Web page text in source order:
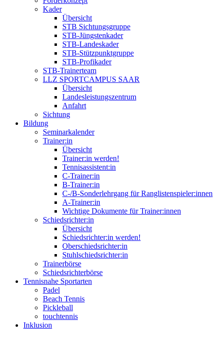
Kader
Übersicht
STB Sichtungsgruppe
STB-Jüngstenkader
STB-Landeskader
STB-Stützpunktgruppe
STB-Profikader
STB-Trainerteam
LLZ SPORTCAMPUS SAAR
Übersicht
Landesleistungszentrum
Anfahrt
Sichtung
Bildung
Seminarkalender
Trainer:in
Übersicht
Trainer:in werden!
Tennisassistent:in
C-Trainer:in
B-Trainer:in
C-/B-Sonderlehrgang für Ranglistenspieler:innen
A-Trainer:in
Wichtige Dokumente für Trainer:innen
Schiedsrichter:in
Übersicht
Schiedsrichter:in werden!
Oberschiedsrichter:in
Stuhlschiedsrichter:in
Trainerbörse
Schiedsrichterbörse
Tennisnahe Sportarten
Padel
Beach Tennis
Pickleball
touchtennis
Inklusion